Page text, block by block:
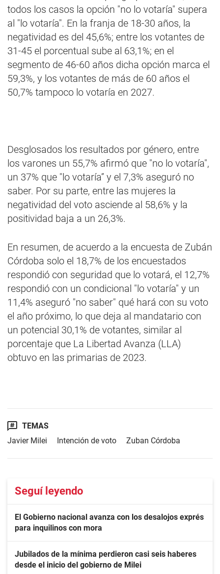
todos los casos la opción "no lo votaría" supera
al "lo votaría". En la franja de 18-30 años, la
negatividad es del 45,6%; entre los votantes de
31-45 el porcentual sube al 63,1%; en el
segmento de 46-60 años dicha opción marca el
59,3%, y los votantes de más de 60 años el
50,7% tampoco lo votaría en 2027.
Desglosados los resultados por género, entre
los varones un 55,7% afirmó que "no lo votaría",
un 37% que "lo votaría” y el 7,3% aseguró no
saber. Por su parte, entre las mujeres la
negatividad del voto asciende al 58,6% y la
positividad baja a un 26,3%.
En resumen, de acuerdo a la encuesta de Zubán
Córdoba solo el 18,7% de los encuestados
respondió con seguridad que lo votará, el 12,7%
respondió con un condicional "lo votaría" y un
11,4% aseguró "no saber" qué hará con su voto
el año próximo, lo que deja al mandatario con
un potencial 30,1% de votantes, similar al
porcentaje que La Libertad Avanza (LLA)
obtuvo en las primarias de 2023.
TEMAS
Javier Milei
Intención de voto Zuban Córdoba
Seguí leyendo
El Gobierno nacional avanza con los desalojos exprés
para inquilinos con mora
Jubilados de la mínima perdieron casi seis haberes
desde el inicio del gobierno de Milei